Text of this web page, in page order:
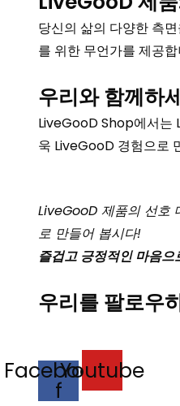
당신의 삶의 다양한 측
를 위한 무언가를 제공
우리와 함께하
LiveGooD Shop에서는
욱 LiveGooD 경험으로
LiveGooD 제품의 선호
로 만들어 봅시다!
즐겁고 긍정적인 마음
우리를 팔로우
Facebook-
f
Youtube